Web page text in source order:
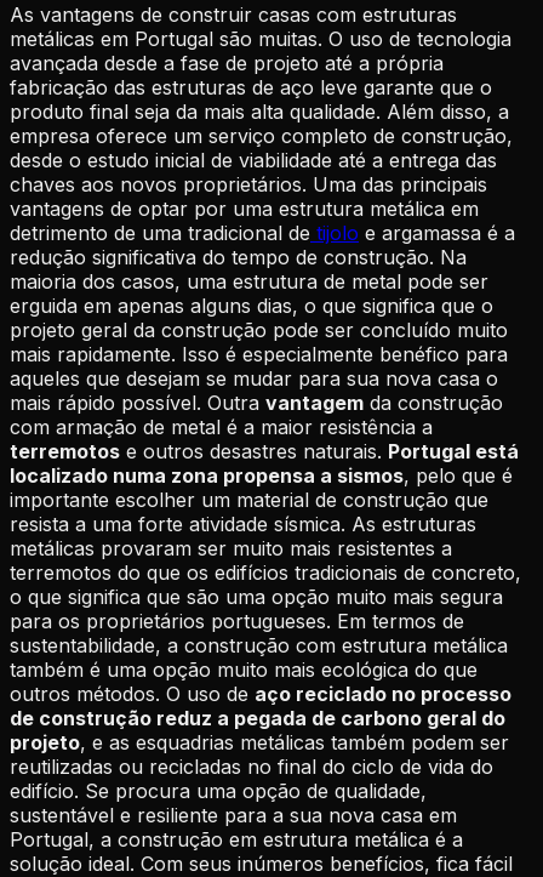
As vantagens de construir casas com estruturas
metálicas em Portugal são muitas. O uso de tecnologia
avançada desde a fase de projeto até a própria
fabricação das estruturas de aço leve garante que o
produto final seja da mais alta qualidade. Além disso, a
empresa oferece um serviço completo de construção,
desde o estudo inicial de viabilidade até a entrega das
chaves aos novos proprietários. Uma das principais
vantagens de optar por uma estrutura metálica em
detrimento de uma tradicional de tijolo e argamassa é a
redução significativa do tempo de construção. Na
maioria dos casos, uma estrutura de metal pode ser
erguida em apenas alguns dias, o que significa que o
projeto geral da construção pode ser concluído muito
mais rapidamente. Isso é especialmente benéfico para
aqueles que desejam se mudar para sua nova casa o
mais rápido possível. Outra vantagem da construção
com armação de metal é a maior resistência a
terremotos e outros desastres naturais. Portugal está
localizado numa zona propensa a sismos, pelo que é
importante escolher um material de construção que
resista a uma forte atividade sísmica. As estruturas
metálicas provaram ser muito mais resistentes a
terremotos do que os edifícios tradicionais de concreto,
o que significa que são uma opção muito mais segura
para os proprietários portugueses. Em termos de
sustentabilidade, a construção com estrutura metálica
também é uma opção muito mais ecológica do que
outros métodos. O uso de aço reciclado no processo
de construção reduz a pegada de carbono geral do
projeto, e as esquadrias metálicas também podem ser
reutilizadas ou recicladas no final do ciclo de vida do
edifício. Se procura uma opção de qualidade,
sustentável e resiliente para a sua nova casa em
Portugal, a construção em estrutura metálica é a
solução ideal. Com seus inúmeros benefícios, fica fácil